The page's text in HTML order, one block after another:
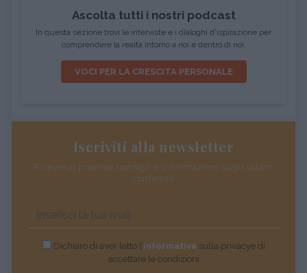
Ascolta tutti i nostri podcast
In questa sezione trovi le interviste e i dialoghi d'ispirazione per
comprendere la realtà intorno a noi e dentro di noi.
VOCI PER LA CRESCITA PERSONALE
Iscriviti alla newsletter
Riceverai preziosi consigli e informazioni sugli ultimi
contenuti
Dichiaro di aver letto l’informativasulla privacye di
accettare le condizioni